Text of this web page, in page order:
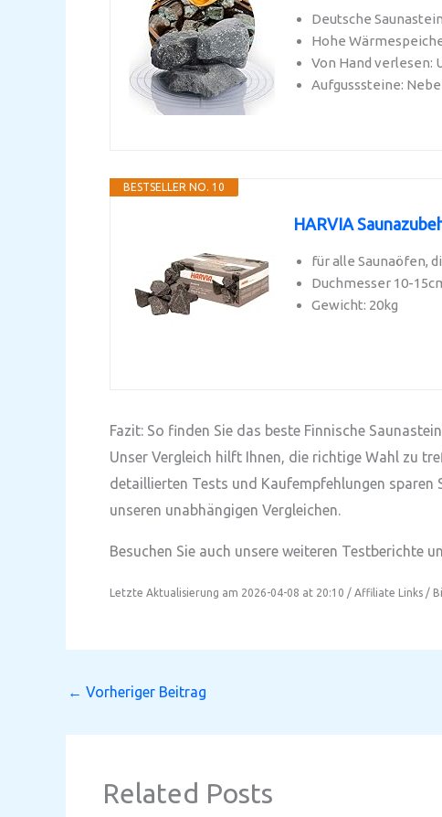
Deutsche
Hohe
Von Hand verlesen:
Aufgusssteine:
BESTSELLER NO. 10
HARVIA
für alle Saunaöfen,
Duchmesser 10-
Gewicht: 20kg
Fazit: So finden Sie das beste Finnische
Unser Vergleich hilft Ihnen, die richtige Wahl zu
detaillierten Tests und Kaufempfehlungen sparen
unseren unabhängigen Vergleichen.
Besuchen Sie auch unsere weiteren Testberichte
Letzte Aktualisierung am 2026-04-08 at 20:10 / Affiliate Links /
← Vorheriger Beitrag
Related Posts